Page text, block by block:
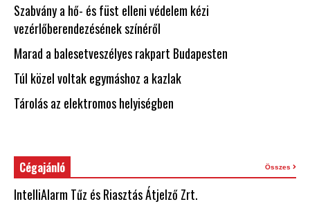
Szabvány a hő- és füst elleni védelem kézi
vezérlőberendezésének színéről
Marad a balesetveszélyes rakpart Budapesten
Túl közel voltak egymáshoz a kazlak
Tárolás az elektromos helyiségben
Cégajánló Összes
IntelliAlarm Tűz és Riasztás Átjelző Zrt.